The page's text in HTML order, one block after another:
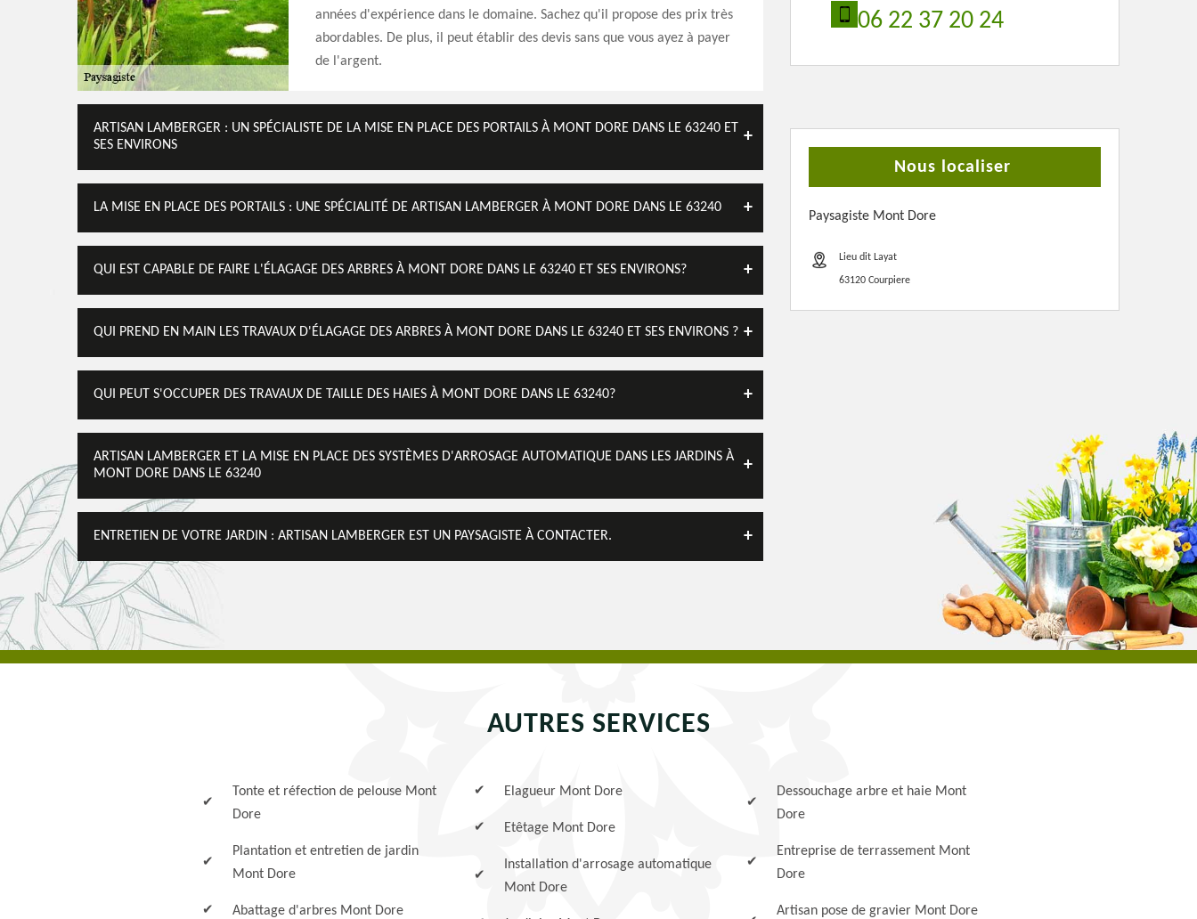
années d'expérience dans le domaine. Sachez qu'il propose des prix très
abordables. De plus, il peut établir des devis sans que vous ayez à payer
de l'argent.
ARTISAN LAMBERGER : UN SPÉCIALISTE DE LA MISE EN PLACE DES PORTAILS À MONT DORE DANS LE 63240 ET
SES ENVIRONS
LA MISE EN PLACE DES PORTAILS : UNE SPÉCIALITÉ DE ARTISAN LAMBERGER À MONT DORE DANS LE 63240
QUI EST CAPABLE DE FAIRE L'ÉLAGAGE DES ARBRES À MONT DORE DANS LE 63240 ET SES ENVIRONS?
QUI PREND EN MAIN LES TRAVAUX D'ÉLAGAGE DES ARBRES À MONT DORE DANS LE 63240 ET SES ENVIRONS ?
QUI PEUT S'OCCUPER DES TRAVAUX DE TAILLE DES HAIES À MONT DORE DANS LE 63240?
ARTISAN LAMBERGER ET LA MISE EN PLACE DES SYSTÈMES D'ARROSAGE AUTOMATIQUE DANS LES JARDINS À
MONT DORE DANS LE 63240
ENTRETIEN DE VOTRE JARDIN : ARTISAN LAMBERGER EST UN PAYSAGISTE À CONTACTER.
06 22 37 20 24
Nous localiser
Paysagiste Mont Dore
Lieu dit Layat
63120 Courpiere
AUTRES SERVICES
Tonte et réfection de pelouse Mont
Dore
Plantation et entretien de jardin
Mont Dore
Abattage d'arbres Mont Dore
Elagueur Mont Dore
Etêtage Mont Dore
Installation d'arrosage automatique
Mont Dore
Dessouchage arbre et haie Mont
Dore
Entreprise de terrassement Mont
Dore
Artisan pose de gravier Mont Dore